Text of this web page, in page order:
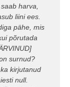
harva,
liini ees.
pähe, mis
põrutada
surnud?
kirjutanud
null.